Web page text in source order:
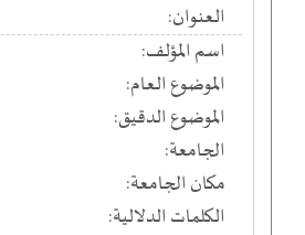
العنوان:
اسم المؤلف:
الموضوع العام:
الموضوع الدقيق:
الجامعة:
مكان الجامعة:
الكلمات الدلالية: